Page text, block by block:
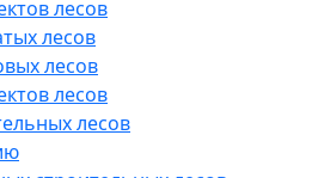
лесов
лесов
лесов
лесов
лесов